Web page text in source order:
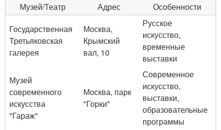
Музей/Театр
Адрес
Особенности
Государственная
Третьяковская
галерея
Москва,
Крымский
вал, 10
Русское
искусство,
временные
выставки
Музей
современного
искусства
"Гараж"
Москва, парк
"Горки"
Современное
искусство,
выставки,
образовательные
программы